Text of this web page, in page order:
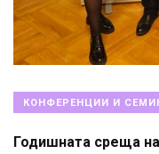
КОНФЕРЕНЦИИ И
Годишната среща